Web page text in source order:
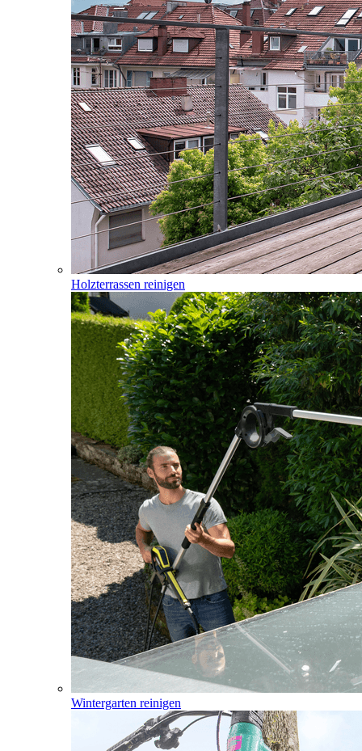
Holzterrassen reinigen
Wintergarten reinigen